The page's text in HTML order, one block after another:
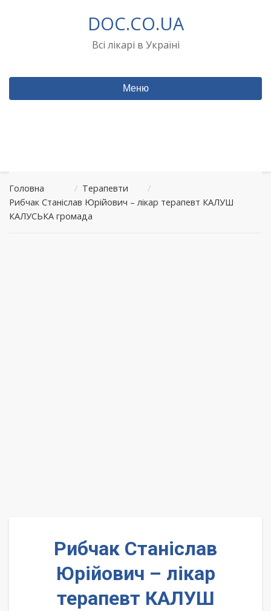
DOC.CO.UA
Всі лікарі в Україні
Меню
Головна / Терапевти
/
Рибчак Станіслав Юрійович – лікар терапевт КАЛУШ
КАЛУСЬКА громада
Рибчак Станіслав
Юрійович – лікар
терапевт КАЛУШ